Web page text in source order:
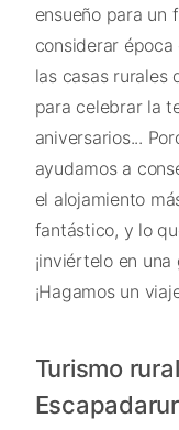
ensueño para un
considerar
las casas rurales
para celebrar la
aniversarios...
ayudamos a
el alojamiento
fantástico, y lo
¡inviértelo en
¡Hagamos un
Turismo